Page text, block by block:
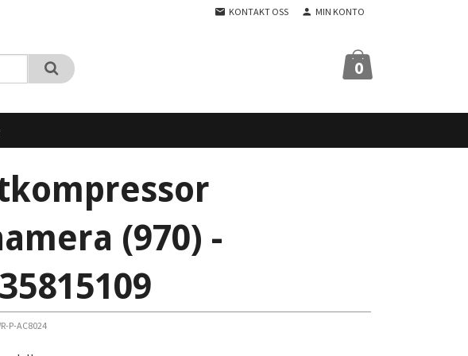
KONTAKT OSS MIN KONTO
0
(970) -
P-AC8024